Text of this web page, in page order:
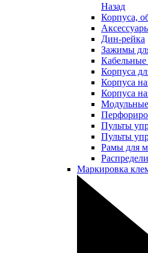
Назад
Корпуса,
Дин-рейка
Зажимы
Корпуса
Корпуса
Корпуса
Модульные
Пульты
Пульты
Рамы для
Маркировка